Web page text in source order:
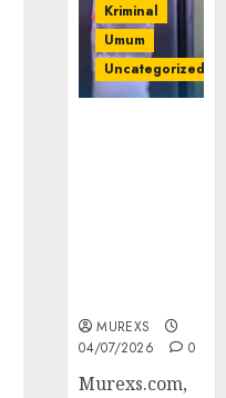
Kriminal
Umum
Uncategorized
MUREXS
04/07/2026
0
Murexs.com,